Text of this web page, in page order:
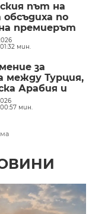
път на
обсъдиха по
премиерът
Тофан
мин.
за
между Турция,
Арабия и
мин.